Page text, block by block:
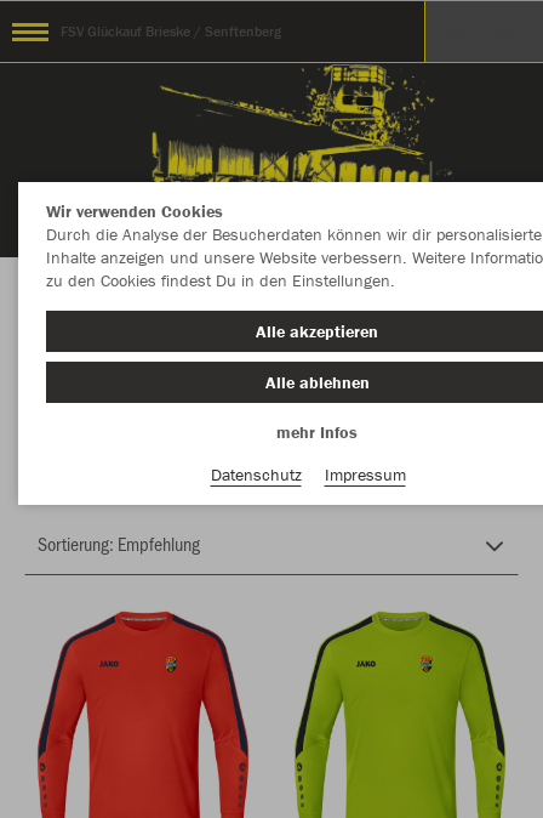
FSV Glückauf Brieske / Senftenberg
Herzlich Willkommen im Teamshop FSV
Glückauf Brieske / Senftenberg
Wir verwenden Cookies
Durch die Analyse der Besucherdaten können wir dir personalisierte
Inhalte anzeigen und unsere Website verbessern. Weitere
zu den Cookies findest Du in den Einstellungen.
Alle akzeptieren
Alle ablehnen
mehr Infos
Datenschutz
Impressum